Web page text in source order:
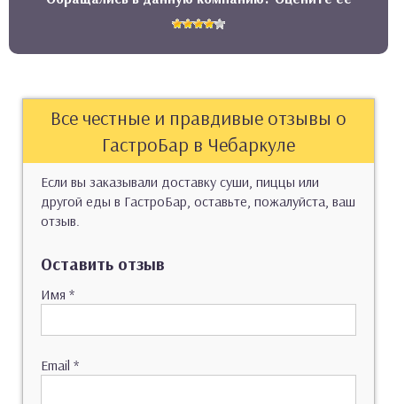
Все честные и правдивые отзывы о
ГастроБар в Чебаркуле
Если вы заказывали доставку суши, пиццы или
другой еды в ГастроБар, оставьте, пожалуйста, ваш
отзыв.
Оставить отзыв
Имя *
Email *